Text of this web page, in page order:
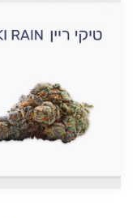
navigation